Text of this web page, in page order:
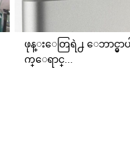
ဖုန္းေတြရဲ႕ ေဘာင္မွာ
က္ေရာင္...